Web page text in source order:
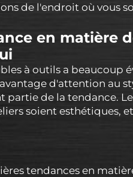
de l'endroit où vous
en matière
à outils a beaucoup
d'attention au
partie de la tendance.
soient esthétiques,
tendances en